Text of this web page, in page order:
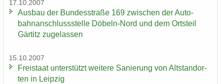
17.10.2007
Aus­bau der Bun­des­stra­ße 169 zwi­schen der Au­to­
bahn­an­schluss­stel­le Döbeln-​Nord und dem Orts­teil
Gär­titz zu­ge­las­sen
15.10.2007
Frei­staat un­ter­stützt wei­te­re Sa­nie­rung von Alt­stand­or­
ten in Leip­zig